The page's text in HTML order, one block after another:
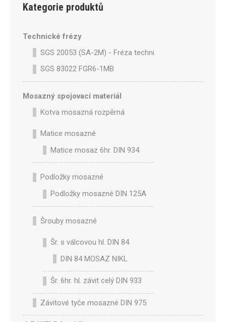
Kategorie produktů
Technické frézy
SGS 20053 (SA-2M) - Fréza technická SA-2M válcová
SGS 83022 FGR6-1MB
Mosazný spojovací materiál
Kotva mosazná rozpěrná
Matice mosazné
Matice mosaz 6hr. DIN 934
Podložky mosazné
Podložky mosazné DIN 125A
Šrouby mosazné
Šr. s válcovou hl. DIN 84
DIN 84 MOSAZ NIKL
Šr. 6hr. hl. závit celý DIN 933
Závitové tyče mosazné DIN 975